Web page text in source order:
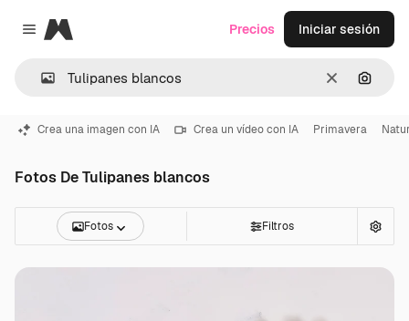
Close menu
Magnific
Borrar
Precios Iniciar sesión
Crea una imagen con IA Crea un vídeo con IA Primavera
Fotos De Tulipanes blancos
Fotos Filtros